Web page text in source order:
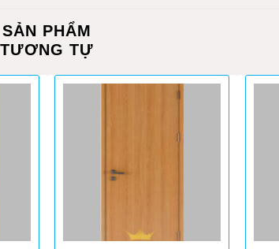
SẢN PHẨM
TƯƠNG TỰ